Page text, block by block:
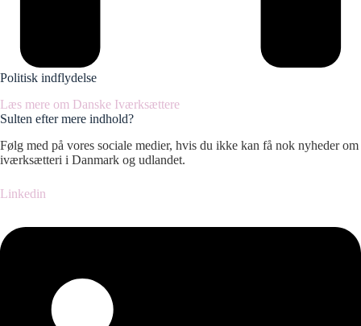
Politisk indflydelse
Læs mere om Danske Iværksættere
Sulten efter mere indhold?
Følg med på vores sociale medier, hvis du ikke kan få nok nyheder om
iværksætteri i Danmark og udlandet.
Linkedin